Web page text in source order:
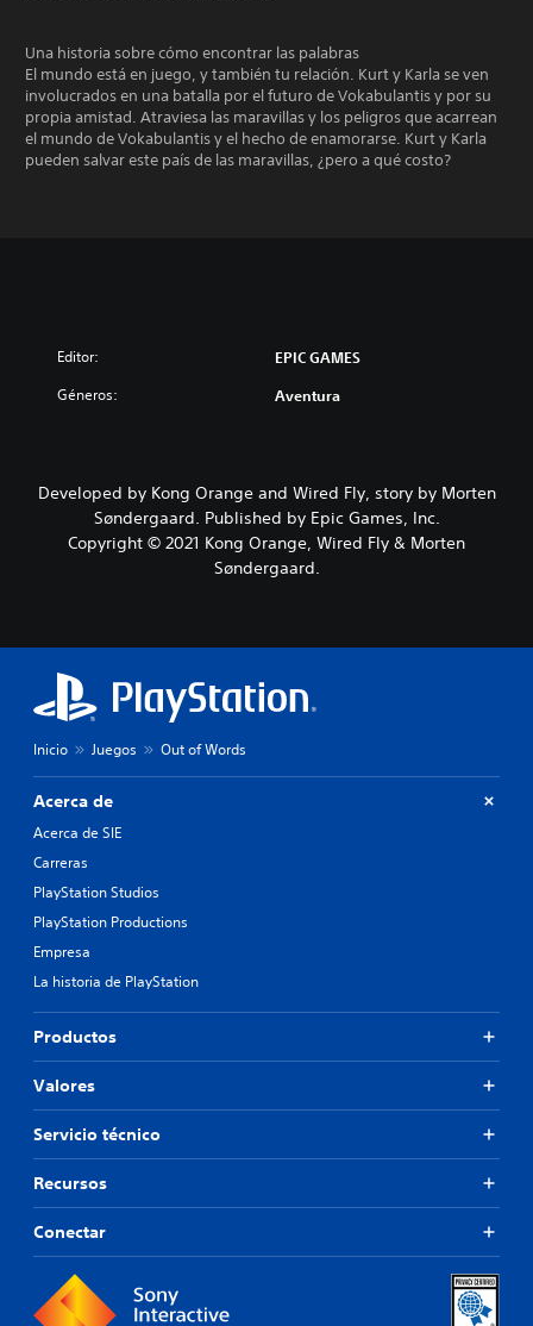
Una historia sobre cómo encontrar las palabras
El mundo está en juego, y también tu relación. Kurt y Karla se ven
involucrados en una batalla por el futuro de Vokabulantis y por su
propia amistad. Atraviesa las maravillas y los peligros que acarrean
el mundo de Vokabulantis y el hecho de enamorarse. Kurt y Karla
pueden salvar este país de las maravillas, ¿pero a qué costo?
Editor: EPIC GAMES
Géneros: Aventura
Developed by Kong Orange and Wired Fly, story by Morten
Søndergaard. Published by Epic Games, Inc.
Copyright © 2021 Kong Orange, Wired Fly & Morten
Søndergaard.
Inicio Juegos Out of Words
Acerca de
Acerca de SIE
Carreras
PlayStation Studios
PlayStation Productions
Empresa
La historia de PlayStation
Productos
Valores
Servicio técnico
Recursos
Conectar